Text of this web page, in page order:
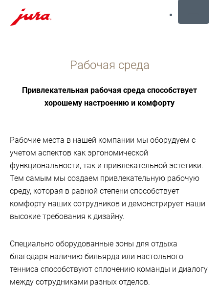
Рабочая среда
Привлекательная рабочая среда способствует
хорошему настроению и комфорту
Рабочие места в нашей компании мы оборудуем с
учетом аспектов как эргономической
функциональности, так и привлекательной эстетики.
Тем самым мы создаем привлекательную рабочую
среду, которая в равной степени способствует
комфорту наших сотрудников и демонстрирует наши
высокие требования к дизайну.
Специально оборудованные зоны для отдыха
благодаря наличию бильярда или настольного
тенниса способствуют сплочению команды и диалогу
между сотрудниками разных отделов.